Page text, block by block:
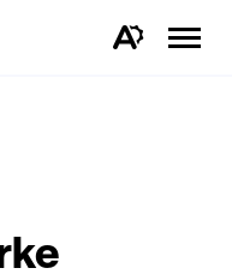
Ouvrez
la